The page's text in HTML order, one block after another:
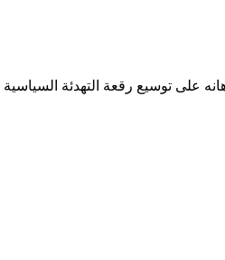
توسيع رقعة التهدئة السياسية